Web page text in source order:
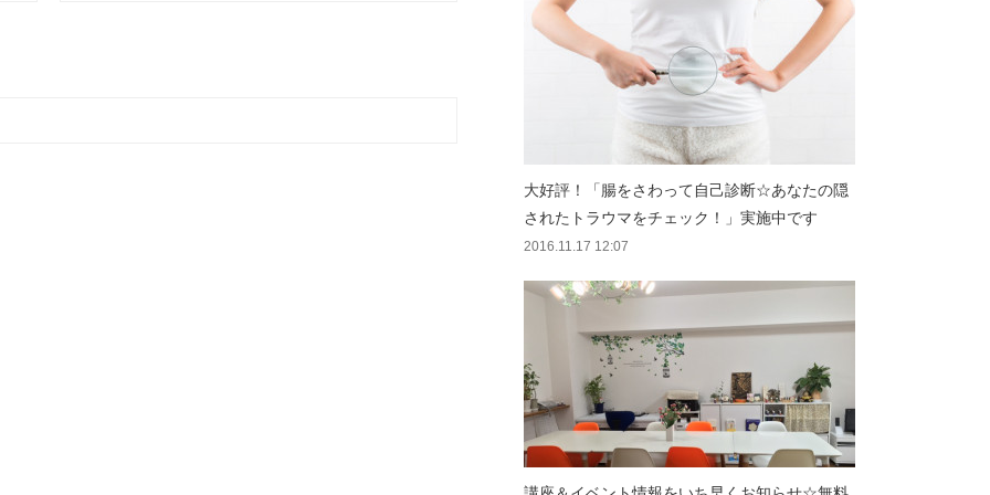
大好評！「腸をさわって自己診断☆あなたの隠
されたトラウマをチェック！」実施中です
2016.11.17 12:07